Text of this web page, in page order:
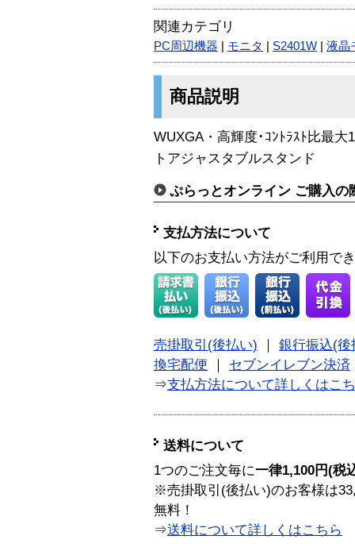
関連カテゴリ
PC周辺機器 モニタ S2401W 液晶
商品説明
WUXGA・高輝度･ｺﾝﾄﾗｽﾄ比最
トアジャスタブルスタンド
ぷらっとオンライン ご購入の
支払方法について
以下のお支払い方法がご利用で
売掛取引(後払い)
銀行振込(後
換宅配便
セブンイレブン決済
⇒支払方法について詳しくはこ
送料について
1つのご注文毎に一律1,100円(税
※売掛取引(後払い)のお客様は
無料！
⇒送料について詳しくはこちら